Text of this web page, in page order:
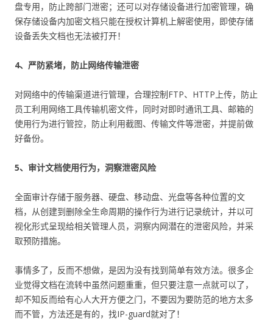
盘专用，防止跨部门泄密；还可以对存储设备进行加密管理，确
保存储设备内加密文档只能在授权计算机上解密使用，即使存储
设备丢失文档也无法被打开！
4、严防紧堵，防止网络传输泄密
对网络中的传输渠道进行管理，合理控制FTP、HTTP上传，防止
员工利用网络工具传输机密文件，同时对即时通讯工具、邮箱的
使用行为进行管控，防止利用截图、传输文件等泄密，并提前做
好备份。
5、审计文档使用行为，洞察泄密风险
全面审计存储于服务器、硬盘、移动盘、光盘等各种位置的文
档，从创建到删除全生命周期的操作行为进行记录统计，并以可
视化形式呈现给相关管理人员，洞察内网潜在的泄密风险，并采
取预防措施。
事情多了，反而不想做，是因为没有找到简单有效方法。很多企
业觉得文档在流转中虽然问题重重，但只要注意一点就可以了，
却不知反而给有心人大开方便之门，不要因为要防范的地方太多
而不管，方法还是有的，找IP-guard就对了！